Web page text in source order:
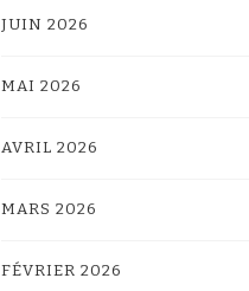
JUIN 2026
MAI 2026
AVRIL 2026
MARS 2026
FÉVRIER 2026